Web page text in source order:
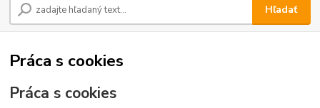
Hľadať
Práca s cookies
Práca s cookies